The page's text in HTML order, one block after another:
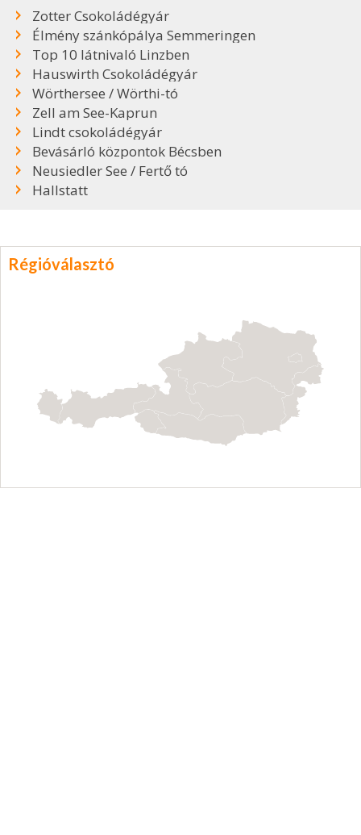
Zotter Csokoládégyár
Élmény szánkópálya Semmeringen
Top 10 látnivaló Linzben
Hauswirth Csokoládégyár
Wörthersee / Wörthi-tó
Zell am See-Kaprun
Lindt csokoládégyár
Bevásárló központok Bécsben
Neusiedler See / Fertő tó
Hallstatt
Régióválasztó